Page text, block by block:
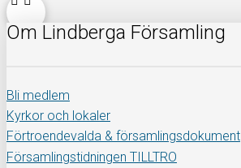
Om Lindberga Församling
Bli medlem
Kyrkor och lokaler
Förtroendevalda & församlingsdokument
Församlingstidningen TILLTRO